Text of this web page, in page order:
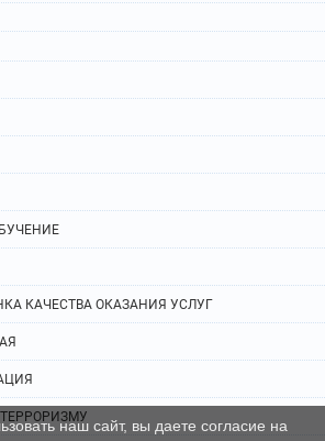
КАЧЕСТВА ОКАЗАНИЯ УСЛУГ
наш сайт, вы даете согласие на